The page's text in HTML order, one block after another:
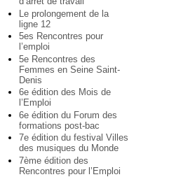
Le prolongement de la
ligne 12
5es Rencontres pour
l’emploi
5e Rencontres des
Femmes en Seine Saint-
Denis
6e édition des Mois de
l’Emploi
6e édition du Forum des
formations post-bac
7e édition du festival Villes
des musiques du Monde
7ème édition des
Rencontres pour l’Emploi